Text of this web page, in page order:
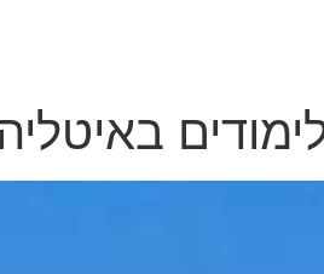
באיטליה